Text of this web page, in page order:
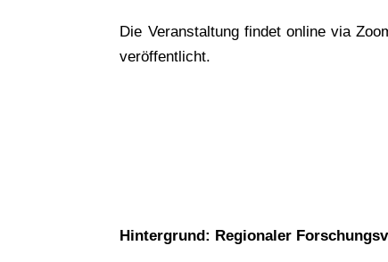
Die Veranstaltung findet online via
veröffentlicht.
Hintergrund: Regionaler